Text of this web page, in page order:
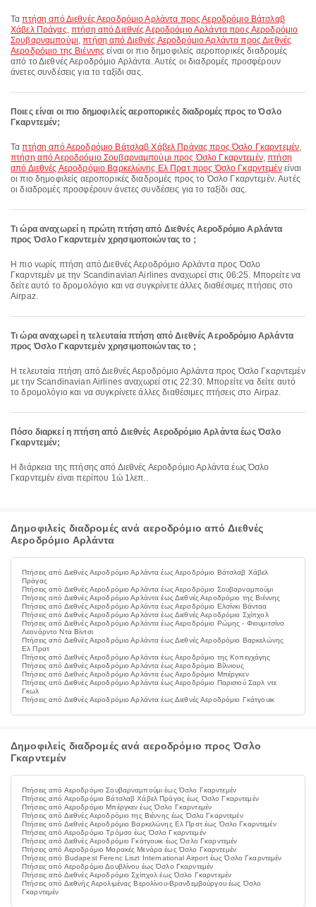
Ταπτήση από Διεθνές Αεροδρόμιο Αρλάντα προς Αεροδρόμιο Βάτσλαβ
Χάβελ Πράγας, πτήση από Διεθνές Αεροδρόμιο Αρλάντα προς Αεροδρόμιο
Σουβαρναμπούμι,πτήση από Διεθνές Αεροδρόμιο Αρλάντα προς Διεθνές
Αεροδρόμιο της Βιέννης είναι οι πιο δημοφιλείς αεροπορικές διαδρομές
από το Διεθνές Αεροδρόμιο Αρλάντα. Αυτές οι διαδρομές προσφέρουν
άνετες συνδέσεις για το ταξίδι σας.
Ποιες είναι οι πιο δημοφιλείς αεροπορικές διαδρομές προς το Όσλο
Γκαρντεμέν;
Ταπτήση από Αεροδρόμιο Βάτσλαβ Χάβελ Πράγας προς Όσλο Γκαρντεμέν,
πτήση από Αεροδρόμιο Σουβαρναμπούμι προς Όσλο Γκαρντεμέν,πτήση
από Διεθνές Αεροδρόμιο Βαρκελώνης Ελ Πρατ προς Όσλο Γκαρντεμένείναι
οι πιο δημοφιλείς αεροπορικές διαδρομές προς το Όσλο Γκαρντεμέν. Αυτές
οι διαδρομές προσφέρουν άνετες συνδέσεις για το ταξίδι σας.
Τι ώρα αναχωρεί η πρώτη πτήση από Διεθνές Αεροδρόμιο Αρλάντα
προς Όσλο Γκαρντεμέν χρησιμοποιώντας το ;
Η πιο νωρίς πτήση από Διεθνές Αεροδρόμιο Αρλάντα προς Όσλο
Γκαρντεμέν με την Scandinavian Airlines αναχωρεί στις 06:25. Μπορείτε να
δείτε αυτό το δρομολόγιο και να συγκρίνετε άλλες διαθέσιμες πτήσεις στο
Airpaz.
Τι ώρα αναχωρεί η τελευταία πτήση από Διεθνές Αεροδρόμιο Αρλάντα
προς Όσλο Γκαρντεμέν χρησιμοποιώντας το ;
Η τελευταία πτήση από Διεθνές Αεροδρόμιο Αρλάντα προς Όσλο Γκαρντεμέν
με την Scandinavian Airlines αναχωρεί στις 22:30. Μπορείτε να δείτε αυτό
το δρομολόγιο και να συγκρίνετε άλλες διαθέσιμες πτήσεις στο Airpaz.
Πόσο διαρκεί η πτήση από Διεθνές Αεροδρόμιο Αρλάντα έως Όσλο
Γκαρντεμέν;
Η διάρκεια της πτήσης από Διεθνές Αεροδρόμιο Αρλάντα έως Όσλο
Γκαρντεμέν είναι περίπου 1ώ 1λεπ..
Δημοφιλείς διαδρομές ανά αεροδρόμιο από Διεθνές
Αεροδρόμιο Αρλάντα
Πτήσεις από Διεθνές Αεροδρόμιο Αρλάντα έως Αεροδρόμιο Βάτσλαβ Χάβελ
Πράγας
Πτήσεις από Διεθνές Αεροδρόμιο Αρλάντα έως Αεροδρόμιο Σουβαρναμπούμι
Πτήσεις από Διεθνές Αεροδρόμιο Αρλάντα έως Διεθνές Αεροδρόμιο της Βιέννης
Πτήσεις από Διεθνές Αεροδρόμιο Αρλάντα έως Αεροδρόμιο Ελσίνκι Βάνταα
Πτήσεις από Διεθνές Αεροδρόμιο Αρλάντα έως Διεθνές Αεροδρόμιο Σχίπχολ
Πτήσεις από Διεθνές Αεροδρόμιο Αρλάντα έως Αεροδρόμιο Ρώμης - Φιουμιτσίνο
Λεονάρντο Ντα Βίντσι
Πτήσεις από Διεθνές Αεροδρόμιο Αρλάντα έως Διεθνές Αεροδρόμιο Βαρκελώνης
Ελ Πρατ
Πτήσεις από Διεθνές Αεροδρόμιο Αρλάντα έως Αεροδρόμιο της Κοπεγχάγης
Πτήσεις από Διεθνές Αεροδρόμιο Αρλάντα έως Αεροδρόμιο Βίλνιους
Πτήσεις από Διεθνές Αεροδρόμιο Αρλάντα έως Αεροδρόμιο Μπέργκεν
Πτήσεις από Διεθνές Αεροδρόμιο Αρλάντα έως Αεροδρόμιο Παρισιού Σαρλ ντε
Γκωλ
Πτήσεις από Διεθνές Αεροδρόμιο Αρλάντα έως Διεθνές Αεροδρόμιο Γκάτγουικ
Δημοφιλείς διαδρομές ανά αεροδρόμιο προς Όσλο
Γκαρντεμέν
Πτήσεις από Αεροδρόμιο Σουβαρναμπούμι έως Όσλο Γκαρντεμέν
Πτήσεις από Αεροδρόμιο Βάτσλαβ Χάβελ Πράγας έως Όσλο Γκαρντεμέν
Πτήσεις από Αεροδρόμιο Μπέργκεν έως Όσλο Γκαρντεμέν
Πτήσεις από Διεθνές Αεροδρόμιο της Βιέννης έως Όσλο Γκαρντεμέν
Πτήσεις από Διεθνές Αεροδρόμιο Βαρκελώνης Ελ Πρατ έως Όσλο Γκαρντεμέν
Πτήσεις από Αεροδρόμιο Τρόμσο έως Όσλο Γκαρντεμέν
Πτήσεις από Διεθνές Αεροδρόμιο Γκάτγουικ έως Όσλο Γκαρντεμέν
Πτήσεις από Αεροδρόμιο Μαρακές Μενάρα έως Όσλο Γκαρντεμέν
Πτήσεις από Budapest Ferenc Liszt International Airport έως Όσλο Γκαρντεμέν
Πτήσεις από Αεροδρόμιο Δουβλίνου έως Όσλο Γκαρντεμέν
Πτήσεις από Διεθνές Αεροδρόμιο Σχίπχολ έως Όσλο Γκαρντεμέν
Πτήσεις από Διεθνής Αερολιμένας Βερολίνου-Βρανδεμβούργου έως Όσλο
Γκαρντεμέν